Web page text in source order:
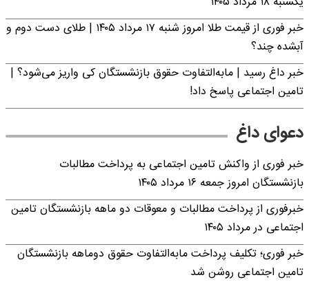
خبر فوری از قیمت طلا امروز شنبه ۱۷ مرداد ۱۴۰۵ | طلای دست دوم و
آبشده چند؟
خبر داغ رسید | مابه‌التفاوت حقوق بازنشستگان کی واریز می‌شود؟ |
تامین اجتماعی پاسخ داد!
دعوای داغ
خبر فوری از واکنش تامین اجتماعی به پرداخت مطالبات
بازنشستگان امروز جمعه ۱۶ مرداد ۱۴۰۵
خبرفوری از پرداخت مطالبات و معوقات دو ماهه بازنشستگان تامین
اجتماعی در مرداد ۱۴۰۵
خبر فوری؛ تکلیف پرداخت مابه‌التفاوت حقوق دوماهه بازنشستگان
تامین اجتماعی روشن شد